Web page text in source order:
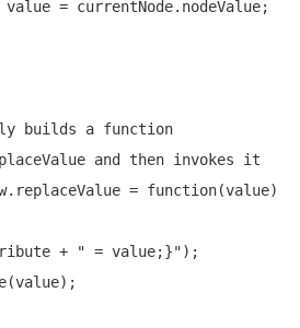
builds a function
and then invokes it
= function(value)
+ " = value;}");